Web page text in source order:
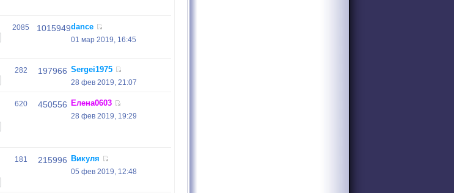
2085 1015949dance
01 мар 2019, 16:45
282 197966 Sergei1975
28 фев 2019, 21:07
620 450556 Елена0603
28 фев 2019, 19:29
181 215996 Викуля
05 фев 2019, 12:48